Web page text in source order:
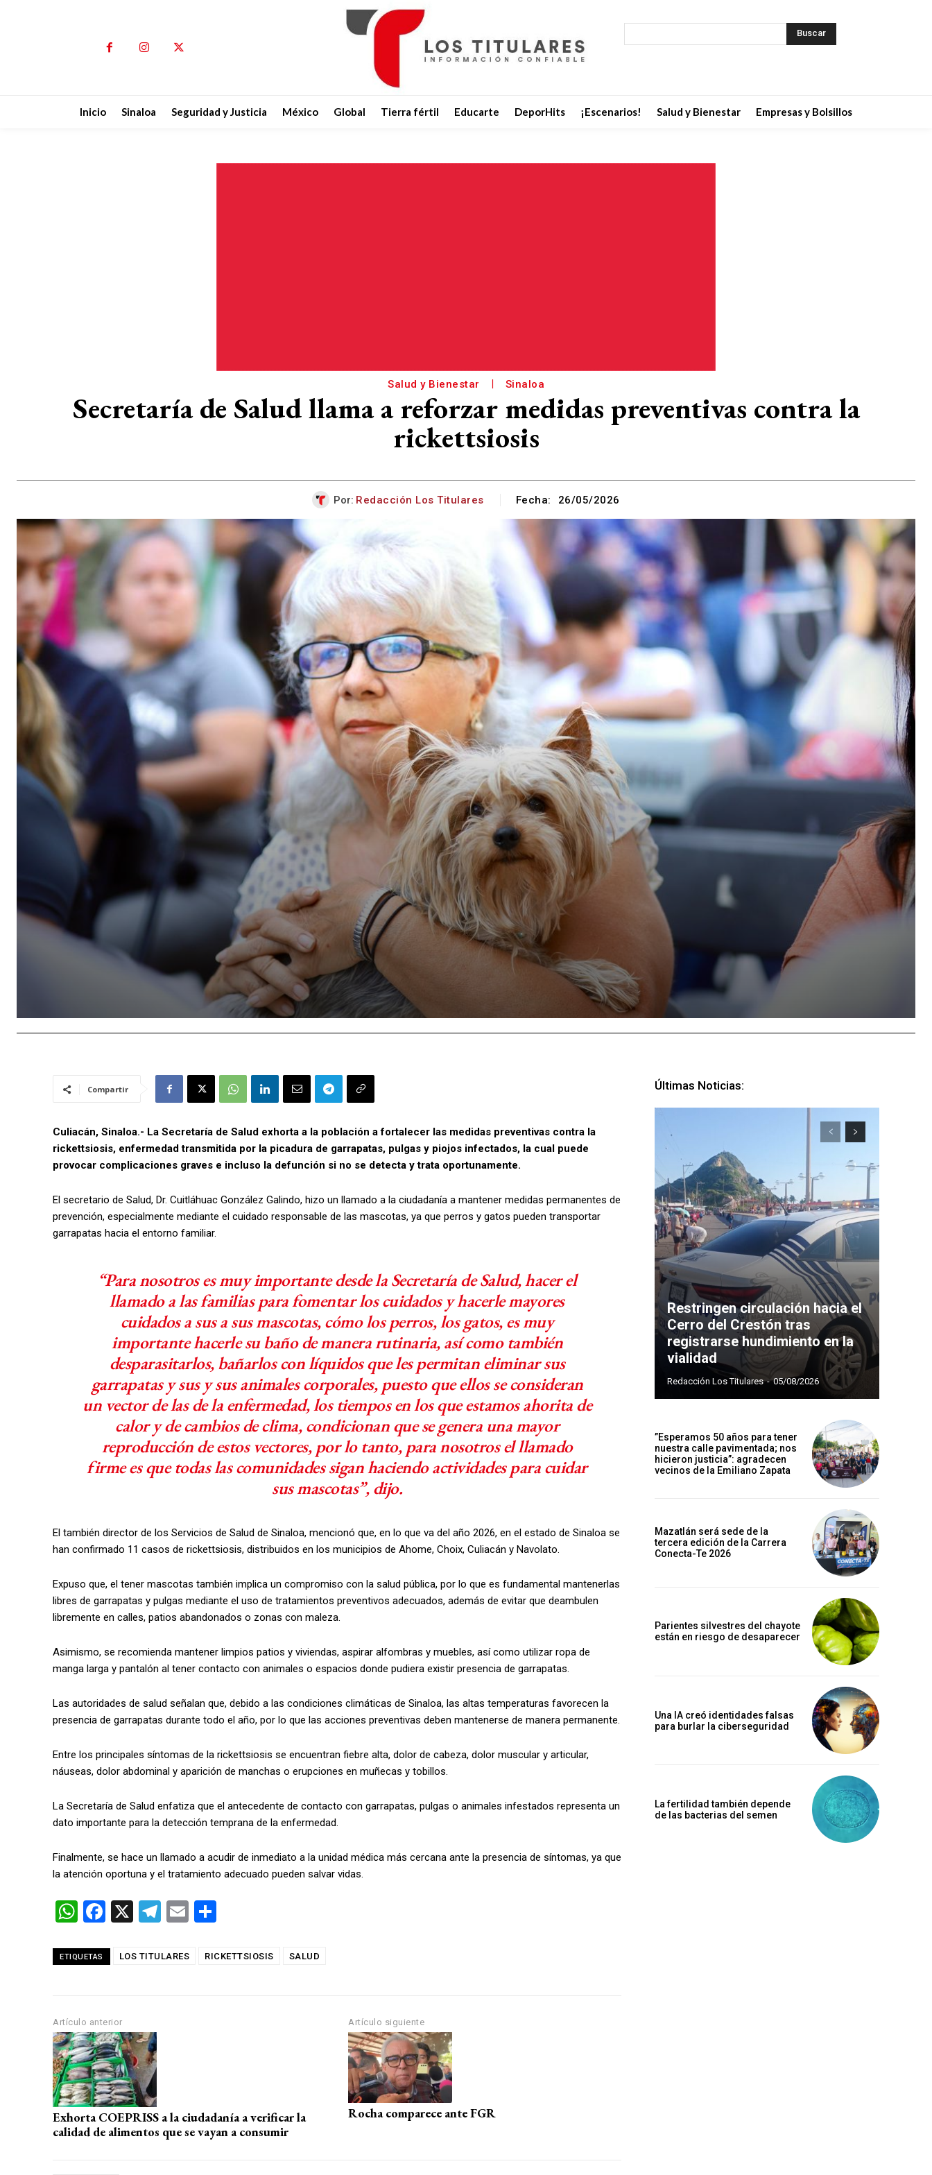
Buscar
Inicio Sinaloa Seguridad y Justicia México Global Tierra fértil Educarte DeporHits ¡Escenarios! Salud y Bienestar Empresas y Bolsillos
Salud y Bienestar Sinaloa
Secretaría de Salud llama a reforzar medidas preventivas contra la
rickettsiosis
Por: Redacción Los Titulares Fecha: 26/05/2026
Compartir
Culiacán, Sinaloa.- La Secretaría de Salud exhorta a la población a fortalecer las medidas preventivas contra la
rickettsiosis, enfermedad transmitida por la picadura de garrapatas, pulgas y piojos infectados, la cual puede
provocar complicaciones graves e incluso la defunción si no se detecta y trata oportunamente.
El secretario de Salud, Dr. Cuitláhuac González Galindo, hizo un llamado a la ciudadanía a mantener medidas permanentes de
prevención, especialmente mediante el cuidado responsable de las mascotas, ya que perros y gatos pueden transportar
garrapatas hacia el entorno familiar.
“Para nosotros es muy importante desde la Secretaría de Salud, hacer el
llamado a las familias para fomentar los cuidados y hacerle mayores
cuidados a sus a sus mascotas, cómo los perros, los gatos, es muy
importante hacerle su baño de manera rutinaria, así como también
desparasitarlos, bañarlos con líquidos que les permitan eliminar sus
garrapatas y sus y sus animales corporales, puesto que ellos se consideran
un vector de las de la enfermedad, los tiempos en los que estamos ahorita de
calor y de cambios de clima, condicionan que se genera una mayor
reproducción de estos vectores, por lo tanto, para nosotros el llamado
firme es que todas las comunidades sigan haciendo actividades para cuidar
sus mascotas”, dijo.
El también director de los Servicios de Salud de Sinaloa, mencionó que, en lo que va del año 2026, en el estado de Sinaloa se
han confirmado 11 casos de rickettsiosis, distribuidos en los municipios de Ahome, Choix, Culiacán y Navolato.
Expuso que, el tener mascotas también implica un compromiso con la salud pública, por lo que es fundamental mantenerlas
libres de garrapatas y pulgas mediante el uso de tratamientos preventivos adecuados, además de evitar que deambulen
libremente en calles, patios abandonados o zonas con maleza.
Asimismo, se recomienda mantener limpios patios y viviendas, aspirar alfombras y muebles, así como utilizar ropa de
manga larga y pantalón al tener contacto con animales o espacios donde pudiera existir presencia de garrapatas.
Las autoridades de salud señalan que, debido a las condiciones climáticas de Sinaloa, las altas temperaturas favorecen la
presencia de garrapatas durante todo el año, por lo que las acciones preventivas deben mantenerse de manera permanente.
Entre los principales síntomas de la rickettsiosis se encuentran fiebre alta, dolor de cabeza, dolor muscular y articular,
náuseas, dolor abdominal y aparición de manchas o erupciones en muñecas y tobillos.
La Secretaría de Salud enfatiza que el antecedente de contacto con garrapatas, pulgas o animales infestados representa un
dato importante para la detección temprana de la enfermedad.
Finalmente, se hace un llamado a acudir de inmediato a la unidad médica más cercana ante la presencia de síntomas, ya que
la atención oportuna y el tratamiento adecuado pueden salvar vidas.
W
at
p
p
F
ce
o
k
X
T
e
E
ail m
ETIQUETAS LOS TITULARES RICKETTSIOSIS SALUD
Artículo anterior
Exhorta COEPRISS a la ciudadanía a verificar la
calidad de alimentos que se vayan a consumir
Artículo siguiente
Rocha comparece ante FGR
Últimas Noticias:
Restringen circulación hacia el
Cerro del Crestón tras
registrarse hundimiento en la
vialidad
Redacción Los Titulares - 05/08/2026
”Esperamos 50 años para tener
nuestra calle pavimentada; nos
hicieron justicia”: agradecen
vecinos de la Emiliano Zapata
Mazatlán será sede de la
tercera edición de la Carrera
Conecta-Te 2026
Parientes silvestres del chayote
están en riesgo de desaparecer
Una IA creó identidades falsas
para burlar la ciberseguridad
La fertilidad también depende
de las bacterias del semen